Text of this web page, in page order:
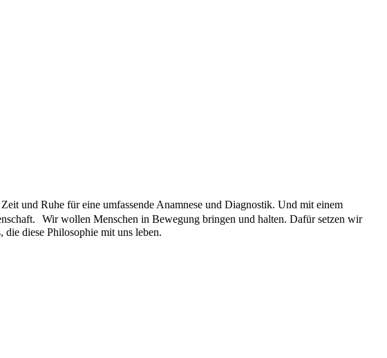
und Ruhe für eine umfassende Anamnese und Diagnostik. Und mit einem
Wir wollen Menschen in Bewegung bringen und halten. Dafür setzen wir
die diese Philosophie mit uns leben.